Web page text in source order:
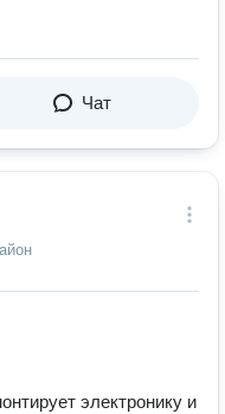
Чат
электронику и